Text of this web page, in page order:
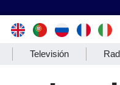
Televisión